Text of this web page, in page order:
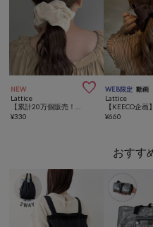
NEW 
Lattice
¥330
WEB限定 動画
Lattice
¥660
おすす